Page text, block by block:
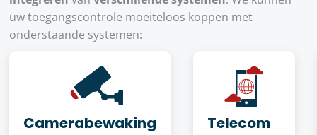
uw toegangscontrole moeiteloos koppen met
onderstaande systemen:
Camerabewaking Telecom